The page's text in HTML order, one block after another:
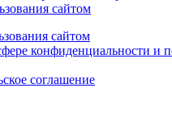
сайтом
сайтом
конфиденциальности и
соглашение